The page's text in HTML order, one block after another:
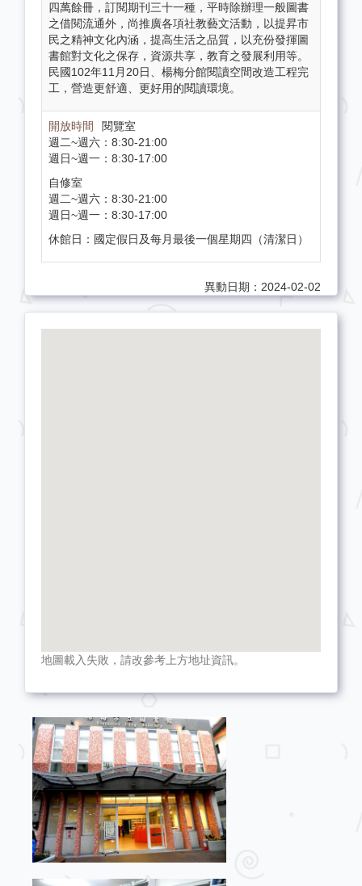
四萬餘冊，訂閱期刊三十一種，平時除辦理一般圖書
之借閱流通外，尚推廣各項社教藝文活動，以提昇市
民之精神文化內涵，提高生活之品質，以充份發揮圖
書館對文化之保存，資源共享，教育之發展利用等。
民國102年11月20日、楊梅分館閱讀空間改造工程完
工，營造更舒適、更好用的閱讀環境。
閱覽室
週二~週六：8:30-21:00
週日~週一：8:30-17:00
自修室
週二~週六：8:30-21:00
週日~週一：8:30-17:00
休館日：國定假日及每月最後一個星期四（清潔日）
異動日期：2024-02-02
地圖載入失敗，請改參考上方地址資訊。